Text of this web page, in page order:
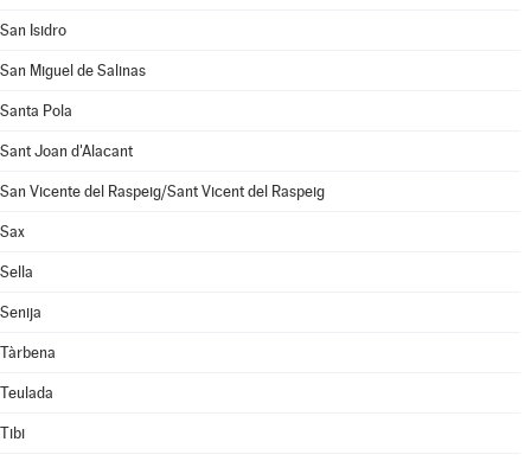
San Isidro
San Miguel de Salinas
Santa Pola
Sant Joan d'Alacant
San Vicente del Raspeig/Sant Vicent del Raspeig
Sax
Sella
Senija
Tàrbena
Teulada
Tibi